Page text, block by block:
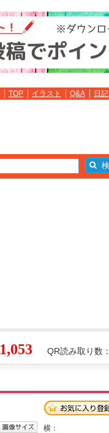
TOP イラスト Q&A 日記
QR読み取り数：
1,053
横：